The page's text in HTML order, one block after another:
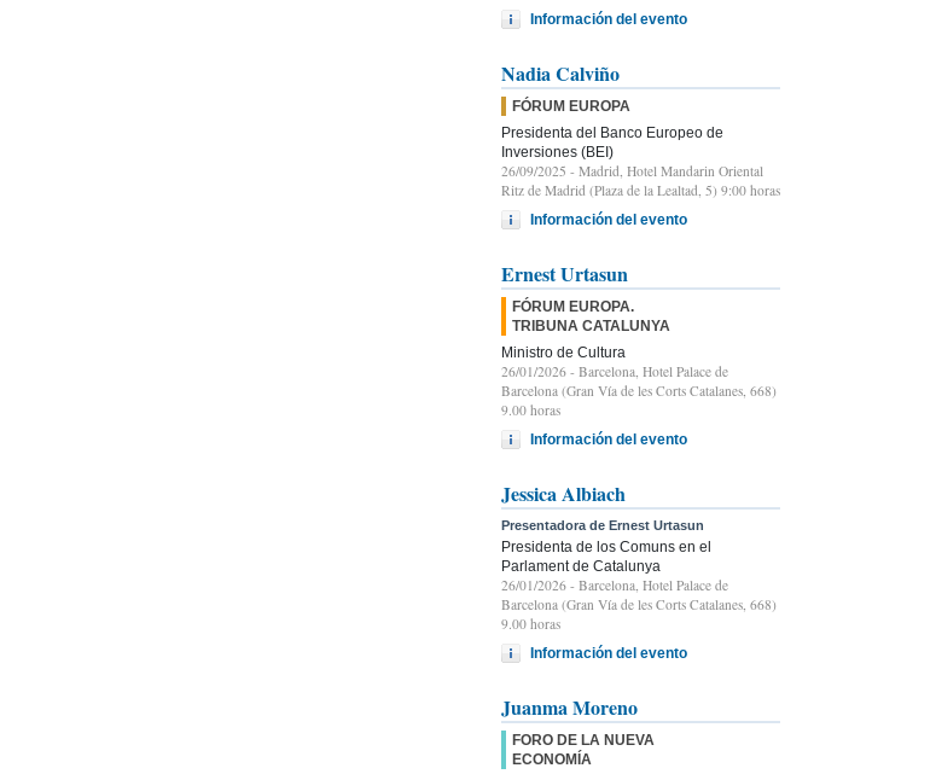
Información del evento
Nadia Calviño
FÓRUM EUROPA
Presidenta del Banco Europeo de
Inversiones (BEI)
26/09/2025 - Madrid, Hotel Mandarin Oriental
Ritz de Madrid (Plaza de la Lealtad, 5) 9:00 horas
Información del evento
Ernest Urtasun
FÓRUM EUROPA.
TRIBUNA CATALUNYA
Ministro de Cultura
26/01/2026 - Barcelona, Hotel Palace de
Barcelona (Gran Vía de les Corts Catalanes, 668)
9.00 horas
Información del evento
Jessica Albiach
Presentadora de Ernest Urtasun
Presidenta de los Comuns en el
Parlament de Catalunya
26/01/2026 - Barcelona, Hotel Palace de
Barcelona (Gran Vía de les Corts Catalanes, 668)
9.00 horas
Información del evento
Juanma Moreno
FORO DE LA NUEVA
ECONOMÍA